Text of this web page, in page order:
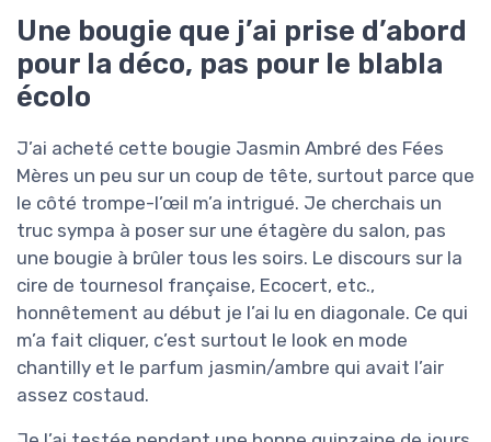
Une bougie que j’ai prise d’abord
pour la déco, pas pour le blabla
écolo
J’ai acheté cette bougie Jasmin Ambré des Fées
Mères un peu sur un coup de tête, surtout parce que
le côté trompe-l’œil m’a intrigué. Je cherchais un
truc sympa à poser sur une étagère du salon, pas
une bougie à brûler tous les soirs. Le discours sur la
cire de tournesol française, Ecocert, etc.,
honnêtement au début je l’ai lu en diagonale. Ce qui
m’a fait cliquer, c’est surtout le look en mode
chantilly et le parfum jasmin/ambre qui avait l’air
assez costaud.